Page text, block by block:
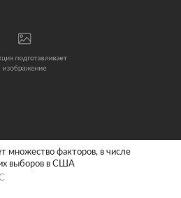
множество факторов, в числе
выборов в США